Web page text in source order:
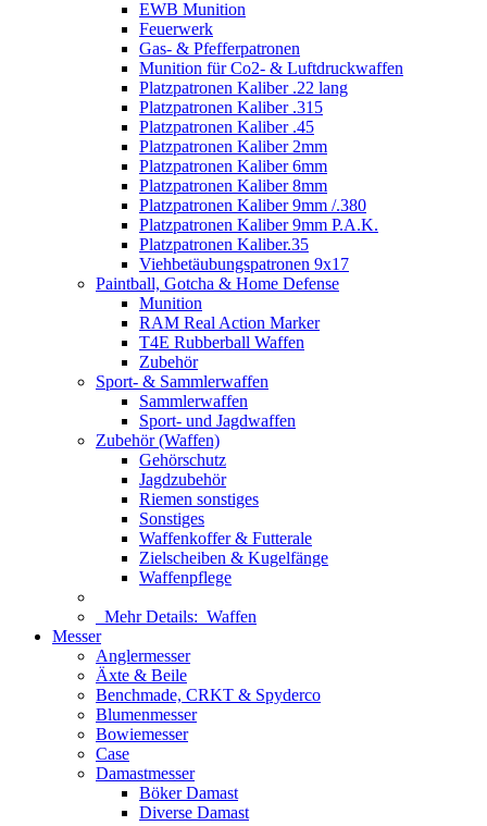
EWB Munition
Feuerwerk
Gas- & Pfefferpatronen
Munition für Co2- & Luftdruckwaffen
Platzpatronen Kaliber .22 lang
Platzpatronen Kaliber .315
Platzpatronen Kaliber .45
Platzpatronen Kaliber 2mm
Platzpatronen Kaliber 6mm
Platzpatronen Kaliber 8mm
Platzpatronen Kaliber 9mm /.380
Platzpatronen Kaliber 9mm P.A.K.
Platzpatronen Kaliber.35
Viehbetäubungspatronen 9x17
Paintball, Gotcha & Home Defense
Munition
RAM Real Action Marker
T4E Rubberball Waffen
Zubehör
Sport- & Sammlerwaffen
Sammlerwaffen
Sport- und Jagdwaffen
Zubehör (Waffen)
Gehörschutz
Jagdzubehör
Riemen sonstiges
Sonstiges
Waffenkoffer & Futterale
Zielscheiben & Kugelfänge
Waffenpflege
Mehr Details: Waffen
Messer
Anglermesser
Äxte & Beile
Benchmade, CRKT & Spyderco
Blumenmesser
Bowiemesser
Case
Damastmesser
Böker Damast
Diverse Damast